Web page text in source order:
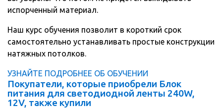
испорченный материал.
Наш курс обучения позволит в короткий срок
самостоятельно устанавливать простые конструкции
натяжных потолков.
УЗНАЙТЕ ПОДРОБНЕЕ ОБ ОБУЧЕНИИ
Покупатели, которые приобрели Блок
питания для светодиодной ленты 240W,
12V, также купили